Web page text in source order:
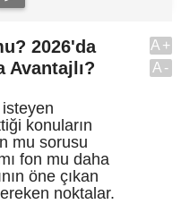
2026'da
Avantajlı?
isteyen
konuların
mu sorusu
fon mu daha
öne çıkan
noktalar.
A+
A-